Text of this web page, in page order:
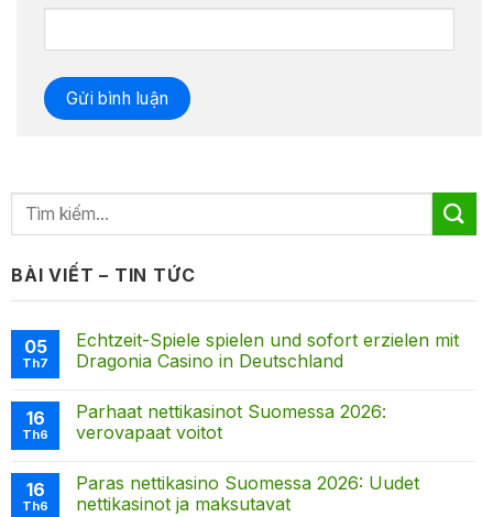
BÀI VIẾT – TIN TỨC
05
Th7
Echtzeit-Spiele spielen und sofort erzielen mit
Dragonia Casino in Deutschland
16
Th6
Parhaat nettikasinot Suomessa 2026:
verovapaat voitot
16
Th6
Paras nettikasino Suomessa 2026: Uudet
nettikasinot ja maksutavat